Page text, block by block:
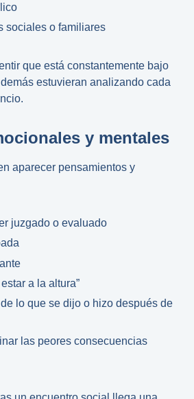
sociales o familiares
que está constantemente bajo
estuvieran analizando cada
y mentales
aparecer pensamientos y
juzgado o evaluado
a la altura”
lo que se dijo o hizo después de
las peores consecuencias